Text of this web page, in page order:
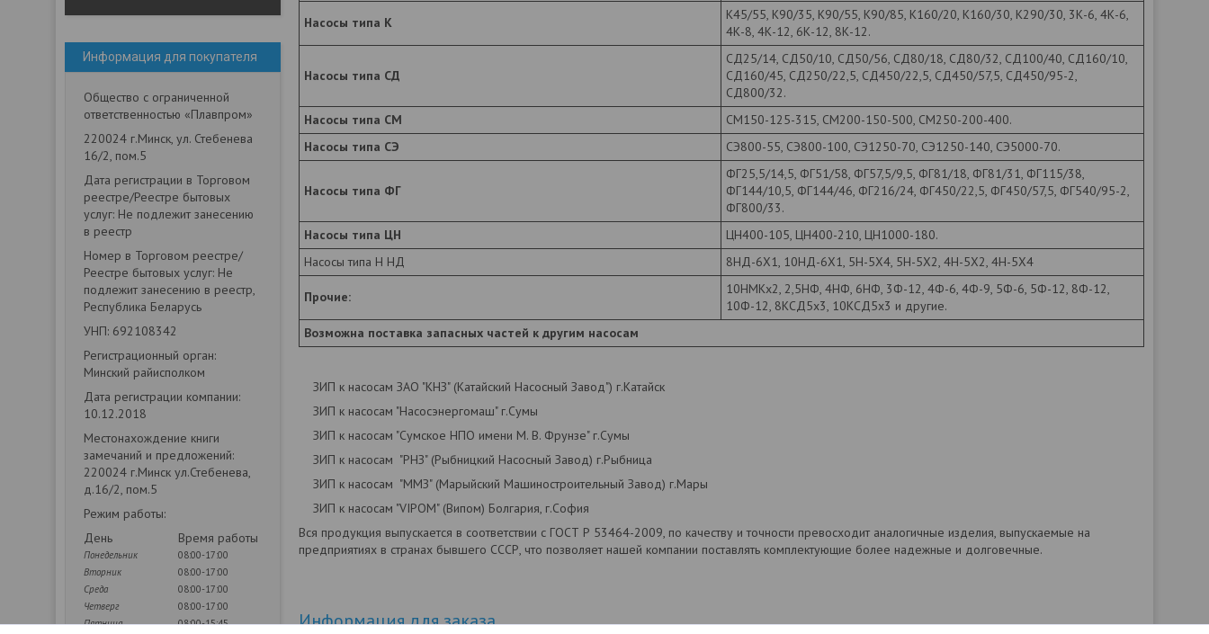
Информация для покупателя
Общество с ограниченной
ответственностью «Плавпром»
220024 г.Минск, ул. Стебенева
16/2, пом.5
Дата регистрации в Торговом
реестре/Реестре бытовых
услуг: Не подлежит занесению
в реестр
Номер в Торговом реестре/
Реестре бытовых услуг: Не
подлежит занесению в реестр,
Республика Беларусь
УНП: 692108342
Регистрационный орган:
Минский райисполком
Дата регистрации компании:
10.12.2018
Местонахождение книги
замечаний и предложений:
220024 г.Минск ул.Стебенева,
д.16/2, пом.5
Режим работы:
День
Время работы
Понедельник
08:00-17:00
Вторник
08:00-17:00
Среда
08:00-17:00
Четверг
08:00-17:00
Пятница
08:00-15:45
Насосы типа К
К45/55, К90/35, К90/55, К90/85, К160/20, К160/30, К290/30, 3К-6, 4К-6,
4К-8, 4К-12, 6К-12, 8К-12.
Насосы типа СД
СД25/14, СД50/10, СД50/56, СД80/18, СД80/32, СД100/40, СД160/10,
СД160/45, СД250/22,5, СД450/22,5, СД450/57,5, СД450/95-2,
СД800/32.
Насосы типа СМ
СМ150-125-315, СМ200-150-500, СМ250-200-400.
Насосы типа СЭ
СЭ800-55, СЭ800-100, СЭ1250-70, СЭ1250-140, СЭ5000-70.
Насосы типа ФГ
ФГ25,5/14,5, ФГ51/58, ФГ57,5/9,5, ФГ81/18, ФГ81/31, ФГ115/38,
ФГ144/10,5, ФГ144/46, ФГ216/24, ФГ450/22,5, ФГ450/57,5, ФГ540/95-2,
ФГ800/33.
Насосы типа ЦН
ЦН400-105, ЦН400-210, ЦН1000-180.
Насосы типа Н НД
8НД-6Х1, 10НД-6Х1, 5Н-5Х4, 5Н-5Х2, 4Н-5Х2, 4Н-5Х4
Прочие:
10НМКх2, 2,5НФ, 4НФ, 6НФ, 3Ф-12, 4Ф-6, 4Ф-9, 5Ф-6, 5Ф-12, 8Ф-12,
10Ф-12, 8КСД5х3, 10КСД5х3 и другие.
Возможна поставка запасных частей к другим насосам
ЗИП к насосам ЗАО "КНЗ" (Катайский Насосный Завод") г.Катайск
ЗИП к насосам "Насосэнергомаш" г.Сумы
ЗИП к насосам "Сумское НПО имени М. В. Фрунзе" г.Сумы
ЗИП к насосам "РНЗ" (Рыбницкий Насосный Завод) г.Рыбница
ЗИП к насосам "ММЗ" (Марыйский Машиностроительный Завод) г.Мары
ЗИП к насосам "VIPOM" (Випом) Болгария, г.София
Вся продукция выпускается в соответствии с ГОСТ Р 53464-2009, по качеству и точности превосходит аналогичные изделия, выпускаемые на
предприятиях в странах бывшего СССР, что позволяет нашей компании поставлять комплектующие более надежные и долговечные.
Информация для заказа